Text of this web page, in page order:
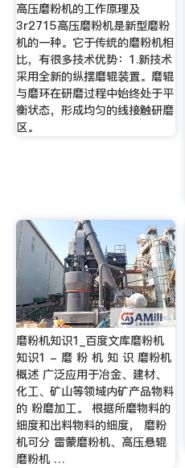
高压磨粉机的工作原理及
3r2715高压磨粉机是新型磨粉
机的一种。它于传统的磨粉机相
比，有很多技术优势：1.新技术
采用全新的纵摆磨辊装置。磨辊
与磨环在研磨过程中始终处于平
衡状态，形成均匀的线接触研磨
区。
磨粉机知识1_百度文库磨粉机
知识1 - 磨 粉 机 知 识 磨粉机
概述 广泛应用于冶金、建材、
化工、矿山等领域内矿产品物料
的 粉磨加工。 根据所磨物料的
细度和出料物料的细度， 磨粉
机可分 雷蒙磨粉机、高压悬辊
磨粉机 …